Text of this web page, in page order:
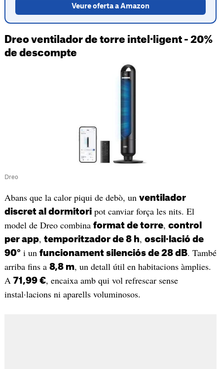
Veure oferta a Amazon
Dreo ventilador de torre intel·ligent - 20%
de descompte
Dreo
Abans que la calor piqui de debò, un ventilador
discret al dormitoripot canviar força les nits. El
model de Dreo combina format de torre, control
per app, temporitzador de 8 h, oscil·lació de
90° i un funcionament silenciós de 28 dB. També
arriba fins a 8,8 m, un detall útil en habitacions àmplies.
A 71,99 €, encaixa amb qui vol refrescar sense
instal·lacions ni aparells voluminosos.